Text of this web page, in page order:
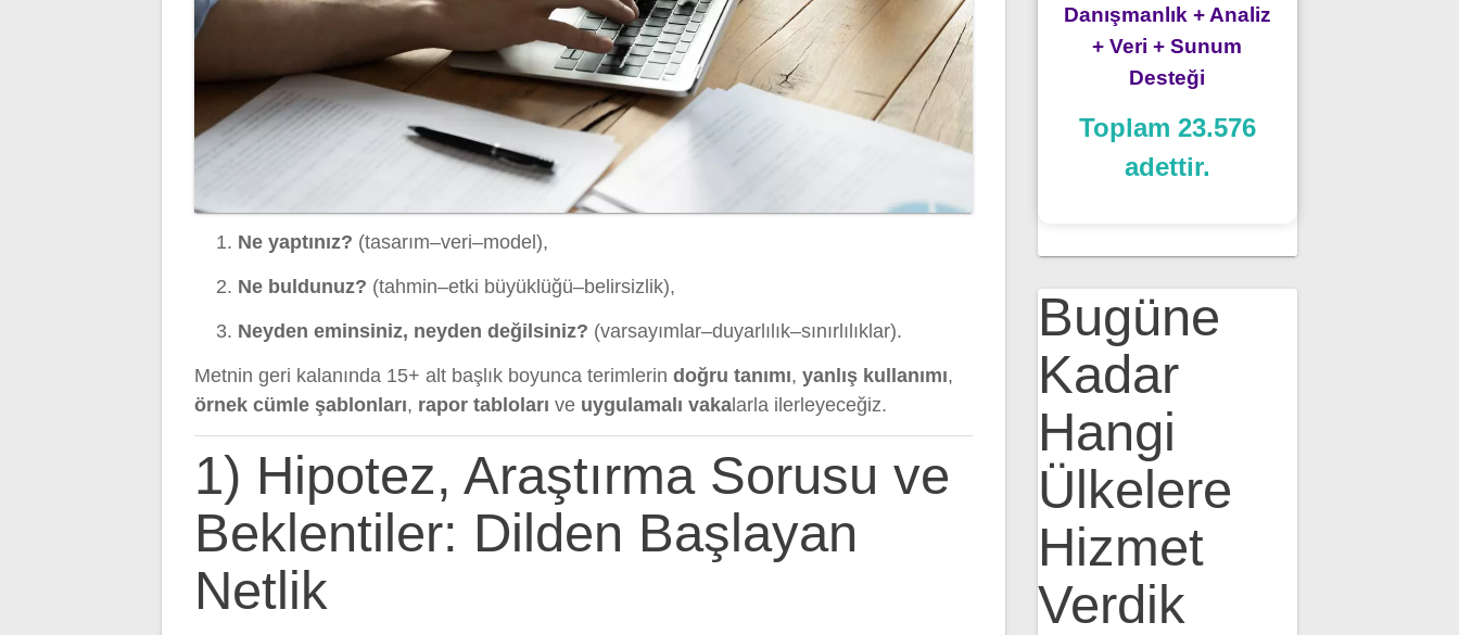
Ne yaptınız? (tasarım–veri–model),
Ne buldunuz? (tahmin–etki büyüklüğü–belirsizlik),
Neyden eminsiniz, neyden değilsiniz? (varsayımlar–duyarlılık–sınırlılıklar).
Metnin geri kalanında 15+ alt başlık boyunca terimlerindoğru tanımı,yanlış kullanımı,
örnek cümle şablonları, rapor tabloları ve uygulamalı vakalarla ilerleyeceğiz.
1) Hipotez, Araştırma Sorusu ve
Beklentiler: Dilden Başlayan
Netlik
Danışmanlık + Analiz
+ Veri + Sunum
Desteği
Toplam 23.576
adettir.
Bugüne
Kadar
Hangi
Ülkelere
Hizmet
Verdik